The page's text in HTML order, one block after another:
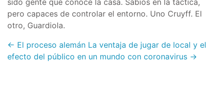
sido gente que conoce la casa. Sabios en la táctica,
pero capaces de controlar el entorno. Uno Cruyff. El
otro, Guardiola.
← El proceso alemán La ventaja de jugar de local y el
efecto del público en un mundo con coronavirus →